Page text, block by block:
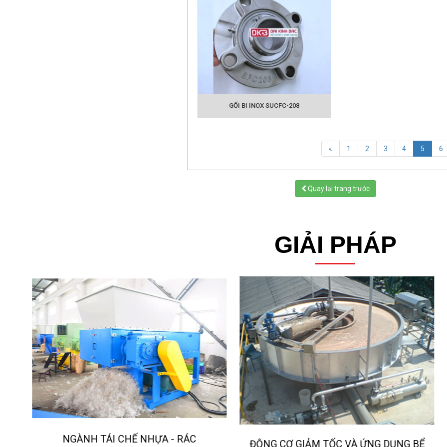
GỐI BI INOX SUCFC-208
« 1 2 3 4 5 6
Quay lại trang trước
GIẢI PHÁP
NGÀNH TÁI CHẾ NHỰA - RÁC ĐỘNG CƠ GIẢM TỐC VÀ ỨNG DỤNG BỂ